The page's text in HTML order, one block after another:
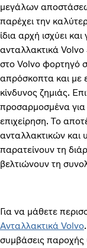
μεγάλων
παρέχει την
ίδια αρχή ισχύει
ανταλλακτικά Volvo
στο Volvo φορτηγό
απρόσκοπτα και με
κίνδυνος ζημιάς.
προσαρμοσμένα για
επιχείρηση. Το
ανταλλακτικών και
παρατείνουν τη
βελτιώνουν τη
Για να μάθετε
Ανταλλακτικά Volvo
συμβάσεις παροχής